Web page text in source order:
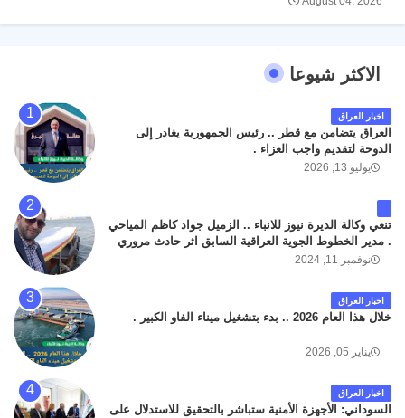
الاكثر شيوعا
اخبار العراق
العراق يتضامن مع قطر .. رئيس الجمهورية يغادر إلى
الدوحة لتقديم واجب العزاء .
يوليو 13, 2026
تنعي وكالة الديرة نيوز للانباء .. الزميل جواد كاظم المياحي
. مدير الخطوط الجوية العراقية السابق اثر حادث مروري
داخل مطار البصرة الدولي اليوم الاثنين على الطريق
كان سبب الحادث يعود لتصادم عجلته مع عجلة نوع كيا بنكو
تابعة لشركة الهلال الماسكة لإعمار مطار البصرة الدولي .
سائلين الله عز وجل ان يتغمد الفقيد بواسع رحمته ، و انا
نوفمبر 11, 2024
اخبار العراق
خلال هذا العام 2026 .. بدء بتشغيل ميناء الفاو الكبير .
يناير 05, 2026
اخبار العراق
السوداني: الأجهزة الأمنية ستباشر بالتحقيق للاستدلال على